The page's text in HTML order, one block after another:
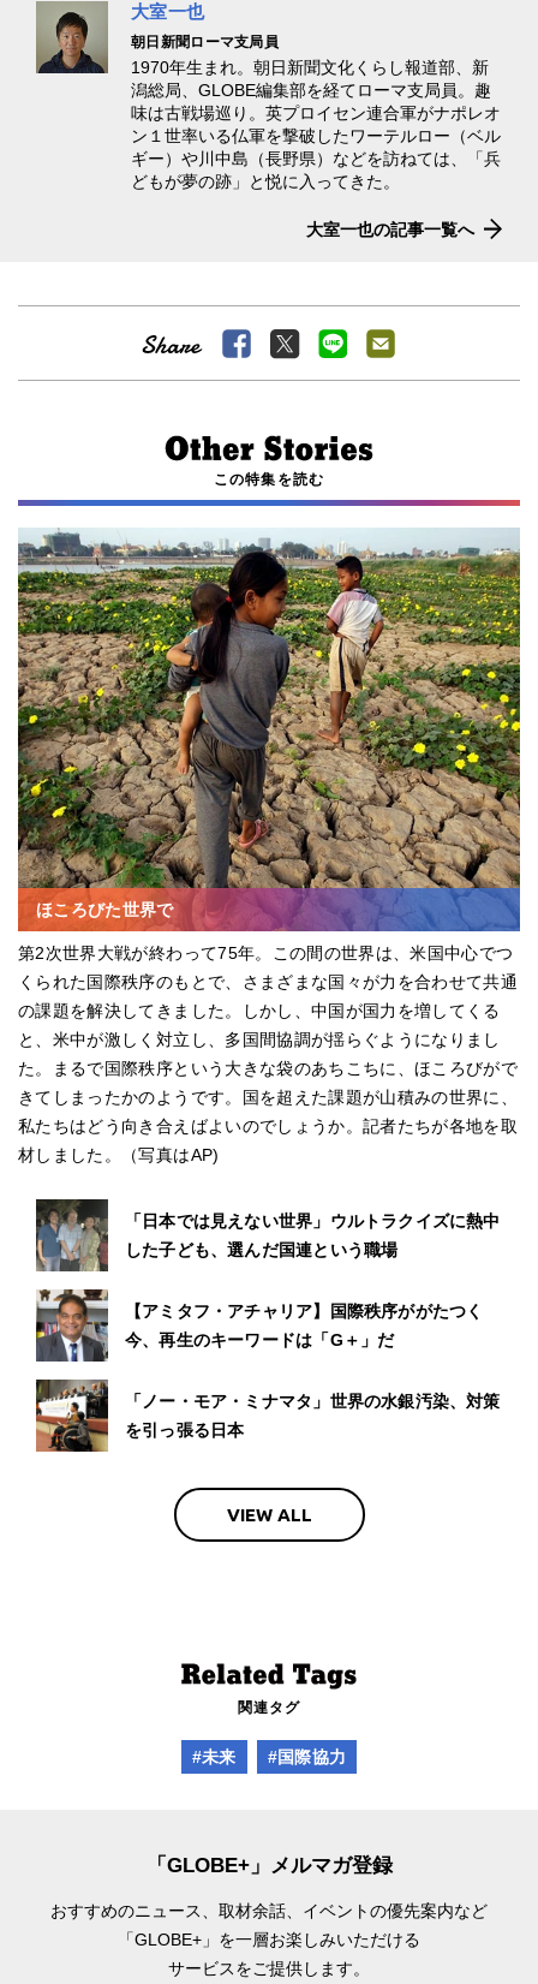
大室一也
朝日新聞ローマ支局員
1970年生まれ。朝日新聞文化くらし報道部、新
潟総局、GLOBE編集部を経てローマ支局員。趣
味は古戦場巡り。英プロイセン連合軍がナポレオ
ン１世率いる仏軍を撃破したワーテルロー（ベル
ギー）や川中島（長野県）などを訪ねては、「兵
どもが夢の跡」と悦に入ってきた。
大室一也の記事一覧へ
この特集を読む
ほころびた世界で
第2次世界大戦が終わって75年。この間の世界は、米国中心でつ
くられた国際秩序のもとで、さまざまな国々が力を合わせて共通
の課題を解決してきました。しかし、中国が国力を増してくる
と、米中が激しく対立し、多国間協調が揺らぐようになりまし
た。まるで国際秩序という大きな袋のあちこちに、ほころびがで
きてしまったかのようです。国を超えた課題が山積みの世界に、
私たちはどう向き合えばよいのでしょうか。記者たちが各地を取
材しました。（写真はAP)
「日本では見えない世界」ウルトラクイズに熱中
した子ども、選んだ国連という職場
【アミタフ・アチャリア】国際秩序ががたつく
今、再生のキーワードは「G＋」だ
「ノー・モア・ミナマタ」世界の水銀汚染、対策
を引っ張る日本
VIEW ALL
関連タグ
#未来 #国際協力
「GLOBE+」メルマガ登録
おすすめのニュース、取材余話、 イベントの優先案内など
「GLOBE+」を一層お楽しみいただける
サービスをご提供します。